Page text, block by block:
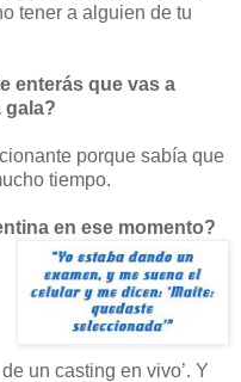
tener a alguien de tu
enterás que vas a
gala?
porque sabía que
tiempo.
en ese momento?
un casting en vivo’. Y